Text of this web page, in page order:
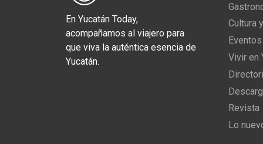
En Yucatán Today,
acompañamos al viajero para
que viva la auténtica esencia de
Yucatán.
Cultura
Vivir en
Revista
Lo